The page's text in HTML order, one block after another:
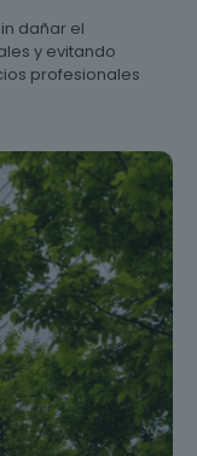
dañar el
y evitando
profesionales